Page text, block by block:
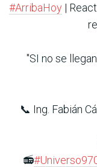
#ArribaHoy |
"SI no se
📞 Ing. Fabián
📻